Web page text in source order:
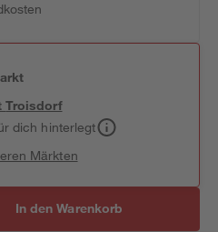
Troisdorf
dich hinterlegt
Märkten
In den Warenkorb